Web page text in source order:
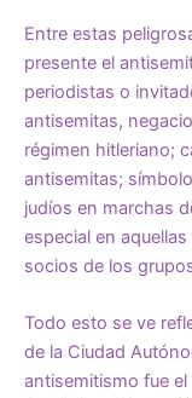
Entre estas
presente el
periodistas o
antisemitas,
régimen hitleriano;
antisemitas;
judíos en marchas
especial en
socios de los
Todo esto se ve
de la Ciudad
antisemitismo fue